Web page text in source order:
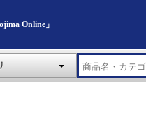
Online」